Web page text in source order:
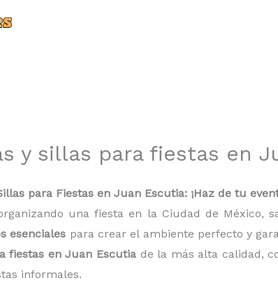
y sillas para fiestas en
para Fiestas en Juan Escutia: ¡Haz de tu
una fiesta en la Ciudad de México,
esenciales para crear el ambiente perfecto y
fiestas en Juan Escutiade la más alta calidad,
informales.